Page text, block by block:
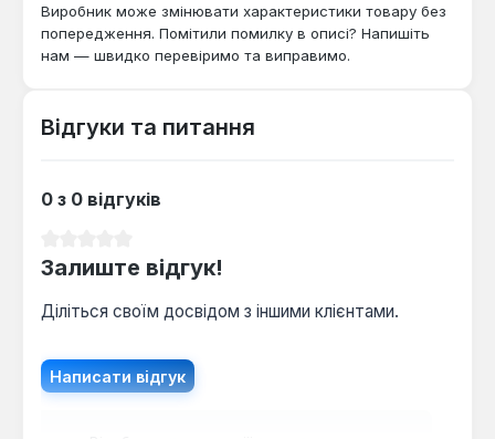
Виробник може змінювати характеристики товару без
попередження. Помітили помилку в описі? Напишіть
нам — швидко перевіримо та виправимо.
Відгуки та питання
0 з 0 відгуків
Залиште відгук!
Діліться своїм досвідом з іншими клієнтами.
Написати відгук